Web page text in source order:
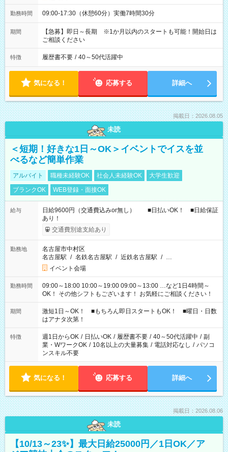
勤務時間 09:00-17:30（休憩60分）実働7時間30分
期間
【急募】即日～長期 ※1か月以内のスタートも可能！開始日は
ご相談ください
特徴 履歴書不要 / 40～50代活躍中
気になる！ 応募する 詳細へ
掲載日：2026.08.05
未読
＜短期！好きな1日～OK＞イベントでイスを並
べるなど簡単作業
アルバイト 職種未経験OK 社会人未経験OK
大学生歓迎
ブランクOK
WEB登録・面接OK
給与
日給9600円（交通費込みor無し） ■日払いOK！ ■日給保証
あり！
交通費別途支給あり
勤務地
名古屋市中村区
名古屋駅 / 名鉄名古屋駅 / 近鉄名古屋駅 / …
イベント会場
勤務時間
09:00～18:00 10:00～19:00 09:00～13:00 …など1日4時間～
OK！ その他シフトもございます！ お気軽にご相談ください！
期間
激短1日～OK！ ■もちろん即日スタートもOK！ ■曜日・日数
はアナタ次第！
特徴 週1日からOK / 日払いOK / 履歴書不要 / 40～50代活躍中 / 副
業・WワークOK / 10名以上の大量募集 / 電話対応なし / パソコ
ンスキル不要
気になる！ 応募する 詳細へ
掲載日：2026.08.06
未読
【10/13～23✨】最大日給25000円／1日OK／ア